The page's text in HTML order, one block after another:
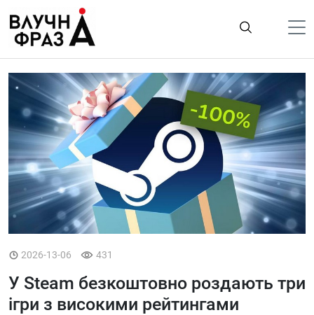
содержимому
Політика
Гроші
Життя
Лайфстайл
ТехноНаука
Людина
Корисності
Ukraine
Про нас
2026-13-06 431
У Steam безкоштовно роздають три
ігри з високими рейтингами